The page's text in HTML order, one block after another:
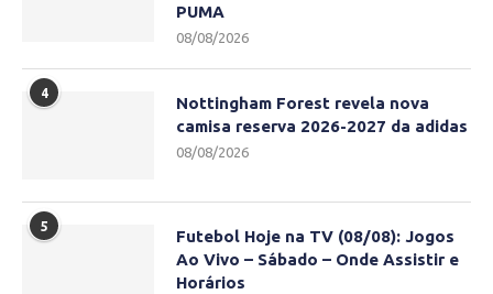
PUMA
08/08/2026
4
Nottingham Forest revela nova
camisa reserva 2026-2027 da adidas
08/08/2026
5
Futebol Hoje na TV (08/08): Jogos
Ao Vivo – Sábado – Onde Assistir e
Horários